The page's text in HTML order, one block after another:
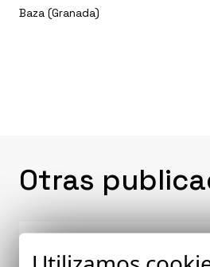
Baza (Granada)
Otras